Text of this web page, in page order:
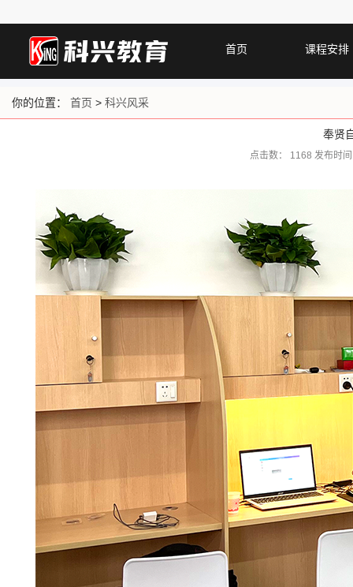
首页 课程安排
你的位置： 首页 > 科兴风采
奉贤
点击数： 1168 发布时